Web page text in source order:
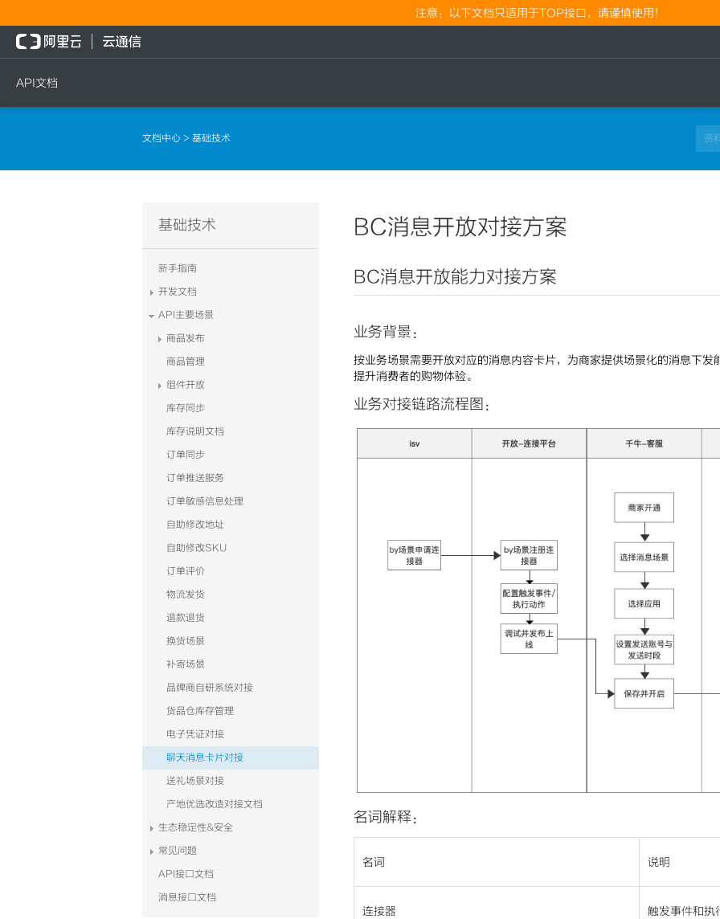
注意：以下文档只适用于TOP接口，请谨慎使用！
API文档
文档中心 > 基础技术
基础技术
新手指南
开发文档
API主要场景
商品发布
商品管理
组件开放
库存同步
库存说明文档
订单同步
订单推送服务
订单敏感信息处理
自助修改地址
自助修改SKU
订单评价
物流发货
退款退货
换货场景
补寄场景
品牌商自研系统对接
货品仓库存管理
电子凭证对接
聊天消息卡片对接
送礼场景对接
产地优选改造对接文档
生态稳定性&安全
常见问题
API接口文档
消息接口文档
BC消息开放对接方案
BC消息开放能力对接方案
业务背景：
按业务场景需要开放对应的消息内容卡片，为商家提供场景化的消息下
提升消费者的购物体验。
业务对接链路流程图：
名词解释：
名词 说明
连接器 触发事件和执